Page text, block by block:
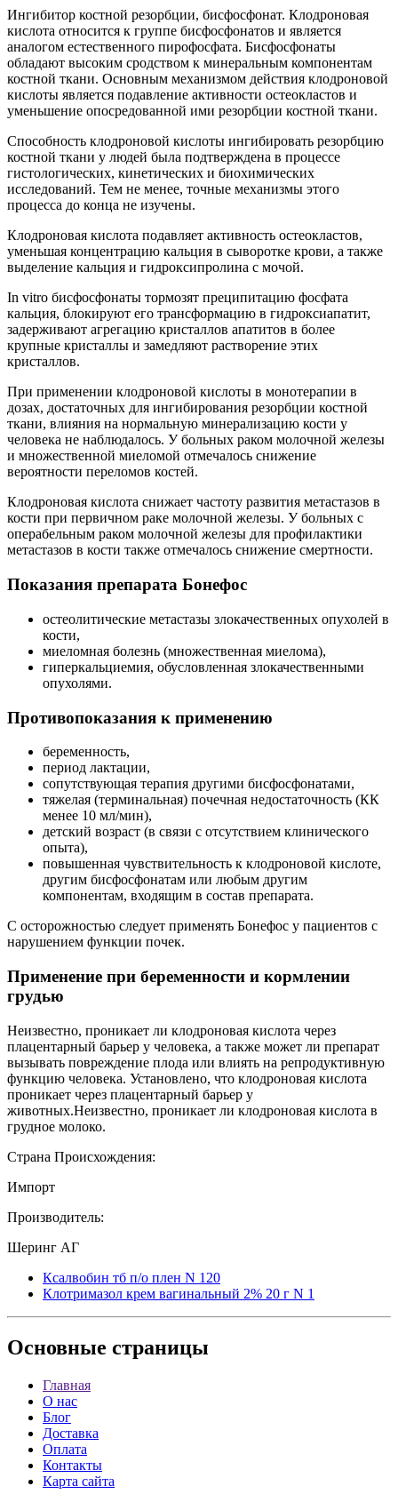
Ингибитор костной резорбции, бисфосфонат. Клодроновая
кислота относится к группе бисфосфонатов и является
аналогом естественного пирофосфата. Бисфосфонаты
обладают высоким сродством к минеральным компонентам
костной ткани. Основным механизмом действия клодроновой
кислоты является подавление активности остеокластов и
уменьшение опосредованной ими резорбции костной ткани.
Способность клодроновой кислоты ингибировать резорбцию
костной ткани у людей была подтверждена в процессе
гистологических, кинетических и биохимических
исследований. Тем не менее, точные механизмы этого
процесса до конца не изучены.
Клодроновая кислота подавляет активность остеокластов,
уменьшая концентрацию кальция в сыворотке крови, а также
выделение кальция и гидроксипролина с мочой.
In vitro бисфосфонаты тормозят преципитацию фосфата
кальция, блокируют его трансформацию в гидроксиапатит,
задерживают агрегацию кристаллов апатитов в более
крупные кристаллы и замедляют растворение этих
кристаллов.
При применении клодроновой кислоты в монотерапии в
дозах, достаточных для ингибирования резорбции костной
ткани, влияния на нормальную минерализацию кости у
человека не наблюдалось. У больных раком молочной железы
и множественной миеломой отмечалось снижение
вероятности переломов костей.
Клодроновая кислота снижает частоту развития метастазов в
кости при первичном раке молочной железы. У больных с
операбельным раком молочной железы для профилактики
метастазов в кости также отмечалось снижение смертности.
Показания препарата Бонефос
остеолитические метастазы злокачественных опухолей в
кости,
миеломная болезнь (множественная миелома),
гиперкальциемия, обусловленная злокачественными
опухолями.
Противопоказания к применению
беременность,
период лактации,
сопутствующая терапия другими бисфосфонатами,
тяжелая (терминальная) почечная недостаточность (КК
менее 10 мл/мин),
детский возраст (в связи с отсутствием клинического
опыта),
повышенная чувствительность к клодроновой кислоте,
другим бисфосфонатам или любым другим
компонентам, входящим в состав препарата.
С осторожностью следует применять Бонефос у пациентов с
нарушением функции почек.
Применение при беременности и кормлении
грудью
Неизвестно, проникает ли клодроновая кислота через
плацентарный барьер у человека, а также может ли препарат
вызывать повреждение плода или влиять на репродуктивную
функцию человека. Установлено, что клодроновая кислота
проникает через плацентарный барьер у
животных.Неизвестно, проникает ли клодроновая кислота в
грудное молоко.
Страна Происхождения:
Импорт
Производитель:
Шеринг АГ
Ксалвобин тб п/о плен N 120
Клотримазол крем вагинальный 2% 20 г N 1
Основные страницы
Главная
О нас
Блог
Доставка
Оплата
Контакты
Карта сайта